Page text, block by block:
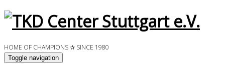
HOME OF CHAMPIONS ✰ SINCE 1980
Toggle navigation